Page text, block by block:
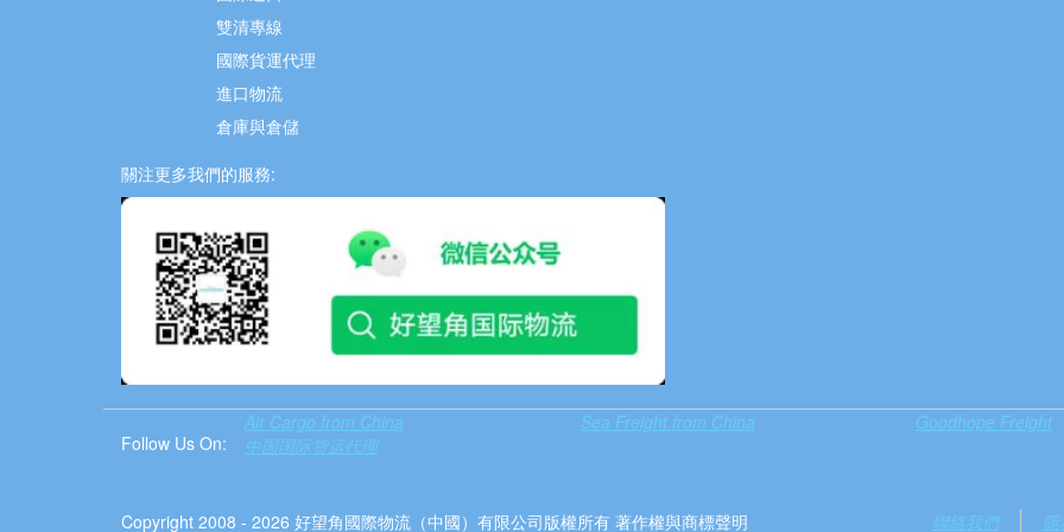
雙清專線
國際貨運代理
進口物流
倉庫與倉儲
關注更多我們的服務:
Follow Us On:
Air Cargo from China Sea Freight from China Goodhope Freight
中国国际货运代理
Copyright 2008 - 2026 好望角國際物流（中國）有限公司版權所有 著作權與商標聲明 聯絡我們 隱